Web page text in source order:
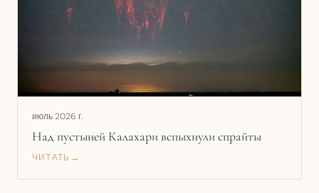
июль 2026 г.
Над пустыней Калахари вспыхнули спрайты
ЧИТАТЬ →